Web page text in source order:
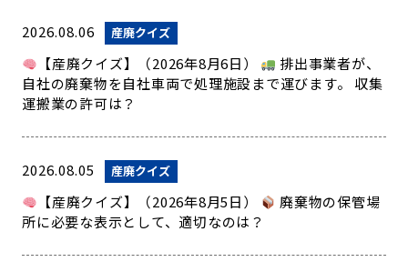
2026.08.06 産廃クイズ
【産廃クイズ】（2026年8月6日）
排出事業者が、
自社の廃棄物を自社車両で処理施設まで運びます。 収集
運搬業の許可は？
2026.08.05 産廃クイズ
【産廃クイズ】（2026年8月5日）
廃棄物の保管場
所に必要な表示として、適切なのは？